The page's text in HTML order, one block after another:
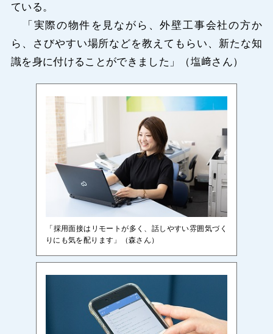
ている。
「実際の物件を見ながら、外壁工事会社の方か
ら、さびやすい場所などを教えてもらい、新たな知
識を身に付けることができました」（塩﨑さん）
「採用面接はリモートが多く、話しやすい雰囲気づく
りにも気を配ります」（森さん）